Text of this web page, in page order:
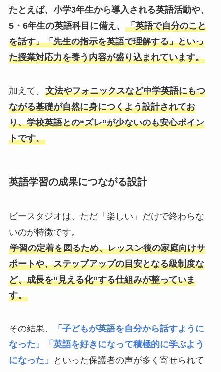
たとえば、小学3年生から導入される英語活動や、
5・6年生の英語科目に備え、 「英語で自分のこと
を話す」「先生の指示を英語で理解する」といっ
た授業対応力を養う内容が盛り込まれています。
加えて、 文法やフォニックスなど中学英語にもつ
ながる基礎が自然に身につくよう設計されてお
り、学校英語との“ズレ”が少ないのも安心ポイン
トです。
英語学習の成果につながる設計
ビースタジオは、ただ「楽しい」だけで終わらな
いのが特徴です。
学習の定着を図るため、レッスン後の家庭向けサ
ポートや、ステップアップの目安となる級制度な
ど、成長を“見える化”する仕組みが整っていま
す。
その結果、
「子どもが英語を自分から話すように
なった」「英語を好きになって積極的に学ぶよう
になった」
といった保護者の声が多く寄せられて